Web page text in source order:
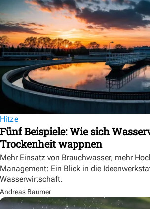
Hitze
Fünf Beispiele: Wie sich
Trockenheit wappnen
Mehr Einsatz von Brauchwasser, mehr
Management: Ein Blick in die
Wasserwirtschaft.
Andreas Baumer